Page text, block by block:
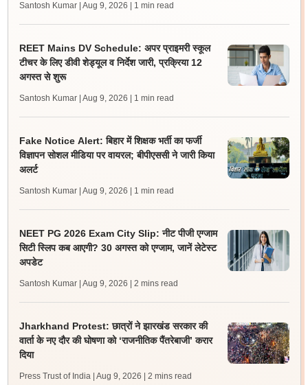
Santosh Kumar | Aug 9, 2026 | 1 min read
REET Mains DV Schedule: अपर प्राइमरी स्कूल
टीचर के लिए डीवी शेड्यूल व निर्देश जारी, प्रक्रिया 12
अगस्त से शुरू
Santosh Kumar | Aug 9, 2026 | 1 min read
Fake Notice Alert: बिहार में शिक्षक भर्ती का फर्जी
विज्ञापन सोशल मीडिया पर वायरल; बीपीएससी ने जारी किया
अलर्ट
Santosh Kumar | Aug 9, 2026 | 1 min read
NEET PG 2026 Exam City Slip: नीट पीजी एग्जाम
सिटी स्लिप कब आएगी? 30 अगस्त को एग्जाम, जानें लेटेस्ट
अपडेट
Santosh Kumar | Aug 9, 2026 | 2 mins read
Jharkhand Protest: छात्रों ने झारखंड सरकार की
वार्ता के नए दौर की घोषणा को ‘राजनीतिक पैंतरेबाजी’ करार
दिया
Press Trust of India | Aug 9, 2026 | 2 mins read